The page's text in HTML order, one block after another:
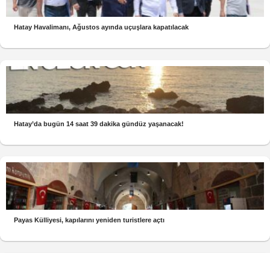
Hatay Havalimanı, Ağustos ayında uçuşlara kapatılacak
Hatay’da bugün 14 saat 39 dakika gündüz yaşanacak!
Payas Külliyesi, kapılarını yeniden turistlere açtı